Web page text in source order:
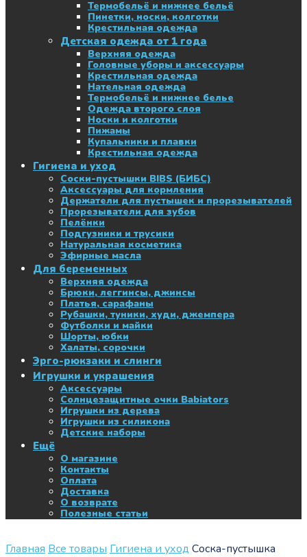
Термобельё и нижнее бельё
Пинетки, носки, колготки
Крестильная одежда
Детская одежда от 1 года
Верхняя одежда
Головные уборы и аксессуары
Крестильная одежда
Нательная одежда
Термобельё и нижнее белье
Одежда второго слоя
Носки и колготки
Пижамы
Купальники и плавки
Крестильная одежда
Гигиена и уход
Соски-пустышки BIBS (БИБС)
Аксессуары для кормления
Держатели для пустышек и прорезывателей
Прорезыватели для зубов
Пелёнки
Подгузники и трусики
Натуральная косметика
Эфирные масла
Для беременных
Верхняя одежда
Брюки, леггинсы, джинсы
Платья, сарафаны
Рубашки, туники, худи, джемпера
Футболки и майки
Шорты, юбки
Халаты, сорочки
Эрго-рюкзаки и слинги
Игрушки и украшения
Аксессуары
Солнцезащитные очки Babiators
Игрушки из дерева
Игрушки из силикона
Детские наборы
Ещё
О магазине
Контакты
Оплата
Доставка
О возврате
Полезные статьи
Главная Все товары Гигиена и уход Соска-пустышка